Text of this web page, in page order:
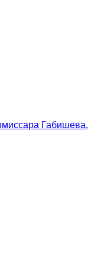
Габишева,